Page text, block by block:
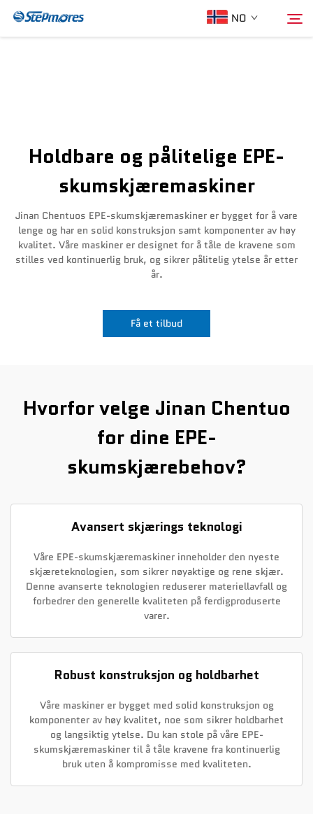
NO
Veileder
Kjøp
Holdbare og pålitelige EPE-
skumskjæremaskiner
Jinan Chentuos EPE-skumskjæremaskiner er bygget for å vare
lenge og har en solid konstruksjon samt komponenter av høy
kvalitet. Våre maskiner er designet for å tåle de kravene som
stilles ved kontinuerlig bruk, og sikrer pålitelig ytelse år etter
år.
Få et tilbud
Hvorfor velge Jinan Chentuo
for dine EPE-
skumskjærebehov?
Avansert skjærings teknologi
Våre EPE-skumskjæremaskiner inneholder den nyeste
skjæreteknologien, som sikrer nøyaktige og rene skjær.
Denne avanserte teknologien reduserer materiellavfall og
forbedrer den generelle kvaliteten på ferdigproduserte
varer.
Robust konstruksjon og holdbarhet
Våre maskiner er bygget med solid konstruksjon og
komponenter av høy kvalitet, noe som sikrer holdbarhet
og langsiktig ytelse. Du kan stole på våre EPE-
skumskjæremaskiner til å tåle kravene fra kontinuerlig
bruk uten å kompromisse med kvaliteten.